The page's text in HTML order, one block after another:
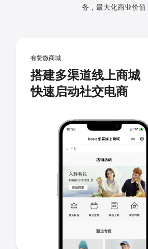
务，最大化商业价值
有赞微商城
搭建多渠道线上商城
快速启动社交电商